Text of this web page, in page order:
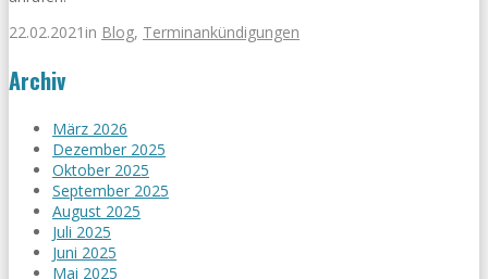
22.02.2021 in Blog, Terminankündigungen
Archiv
März 2026
Dezember 2025
Oktober 2025
September 2025
August 2025
Juli 2025
Juni 2025
Mai 2025